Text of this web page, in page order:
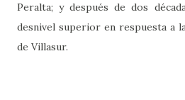
Peralta; y después de dos
desnivel superior en respuesta a
de Villasur.